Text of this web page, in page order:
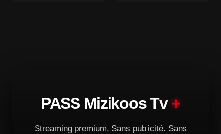
PASS Mizikoos Tv+
Streaming premium. Sans publicité. Sans